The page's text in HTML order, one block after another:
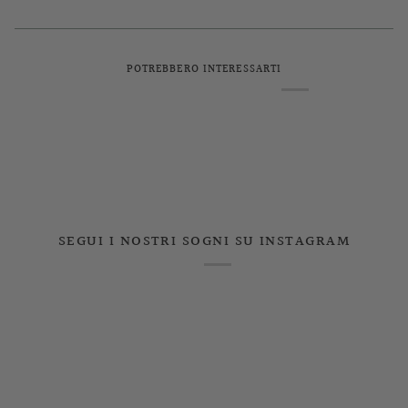
POTREBBERO INTERESSARTI
SEGUI I NOSTRI SOGNI SU INSTAGRAM